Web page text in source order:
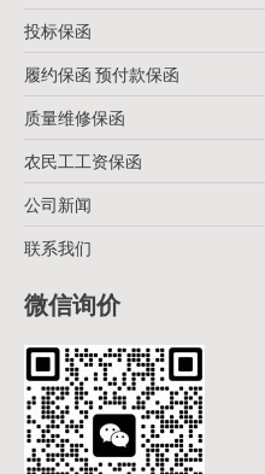
投标保函
履约保函 预付款保函
质量维修保函
农民工工资保函
公司新闻
联系我们
微信询价